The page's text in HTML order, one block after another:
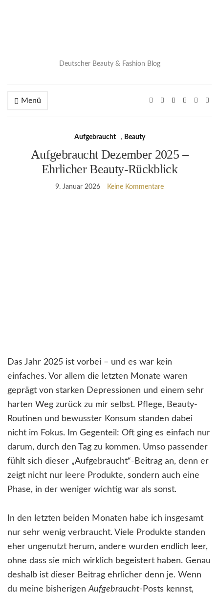
Deutscher Beauty & Fashion Blog
Menü
Aufgebraucht , Beauty
Aufgebraucht Dezember 2025 –
Ehrlicher Beauty-Rückblick
9. Januar 2026 Keine Kommentare
Das Jahr 2025 ist vorbei – und es war kein
einfaches. Vor allem die letzten Monate waren
geprägt von starken Depressionen und einem sehr
harten Weg zurück zu mir selbst. Pflege, Beauty-
Routinen und bewusster Konsum standen dabei
nicht im Fokus. Im Gegenteil: Oft ging es einfach nur
darum, durch den Tag zu kommen. Umso passender
fühlt sich dieser „Aufgebraucht“-Beitrag an, denn er
zeigt nicht nur leere Produkte, sondern auch eine
Phase, in der weniger wichtig war als sonst.
In den letzten beiden Monaten habe ich insgesamt
nur sehr wenig verbraucht. Viele Produkte standen
eher ungenutzt herum, andere wurden endlich leer,
ohne dass sie mich wirklich begeistert haben. Genau
deshalb ist dieser Beitrag ehrlicher denn je. Wenn
du meine bisherigenAufgebraucht-Posts kennst,